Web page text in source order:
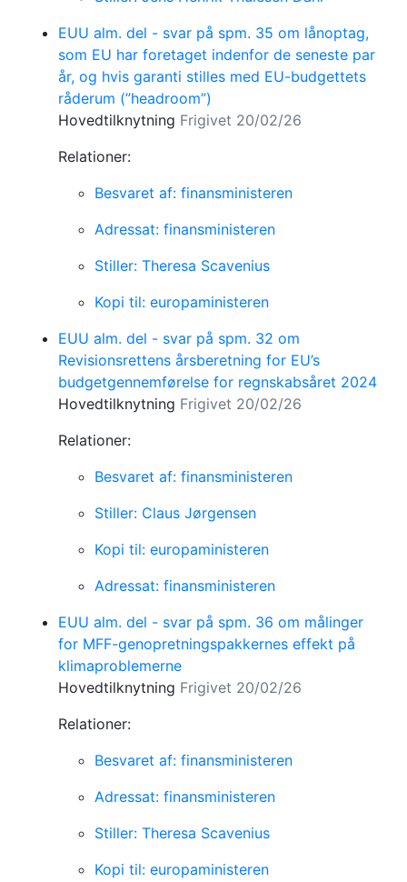
EUU alm. del - svar på spm. 35 om lånoptag,
som EU har foretaget indenfor de seneste par
år, og hvis garanti stilles med EU-budgettets
råderum (”headroom”)
Hovedtilknytning Frigivet 20/02/26
Relationer:
Besvaret af: finansministeren
Adressat: finansministeren
Stiller: Theresa Scavenius
Kopi til: europaministeren
EUU alm. del - svar på spm. 32 om
Revisionsrettens årsberetning for EU’s
budgetgennemførelse for regnskabsåret 2024
Hovedtilknytning Frigivet 20/02/26
Relationer:
Besvaret af: finansministeren
Stiller: Claus Jørgensen
Kopi til: europaministeren
Adressat: finansministeren
EUU alm. del - svar på spm. 36 om målinger
for MFF-genopretningspakkernes effekt på
klimaproblemerne
Hovedtilknytning Frigivet 20/02/26
Relationer:
Besvaret af: finansministeren
Adressat: finansministeren
Stiller: Theresa Scavenius
Kopi til: europaministeren